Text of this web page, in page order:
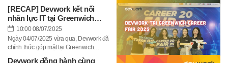
còn xa lạ. Từ việc hỗ trợ các công việc
hàng ngày cho đến giải quyết những
công việc phức tạp, trí tuệ nhân tạo
đang dần hiện diện ở mọi ngóc ngách
cuộc sống. Vậy AI thực sự là gì? Bài viết
này Devwork sẽ cung cấp một cái nhìn
tổng quan về AI và những ứng dụng tiêu
[RECAP] Devwork kết nối
nhân lực IT tại Greenwich
Career Fair 2025
10:00 08/07/2025
Ngày 04/07/2025 vừa qua, Devwork đã
chính thức góp mặt tại Greenwich
Vietnam Career Fair 2025 – một sự kiện
Devwork đồng hành cùng